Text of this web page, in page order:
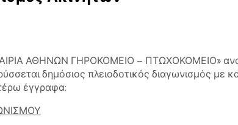
ΑΘΗΝΩΝ ΓΗΡΟΚΟΜΕΙΟ – ΠΤΩΧΟΚΟΜΕΙΟ»
δημόσιος πλειοδοτικός διαγωνισμός
έγγραφα: